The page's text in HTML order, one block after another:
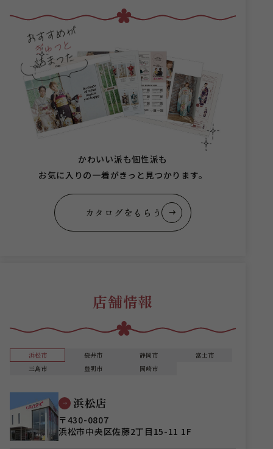
かわいい派も個性派も
お気に入りの一着がきっと見つかります。
カタログをもらう
店舗情報
浜松市 袋井市 静岡市
富士市
三島市
豊明市 岡崎市
浜松店
〒430-0807
浜松市中央区佐藤2丁目15-11 1F